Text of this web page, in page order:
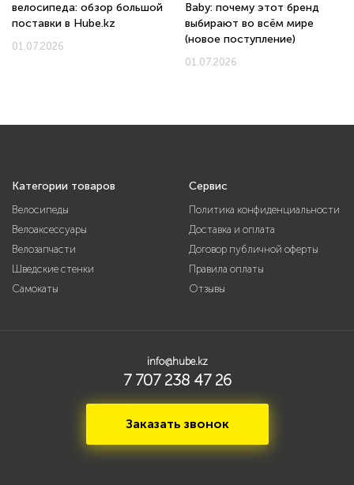
велосипеда: обзор большой
поставки в Hube.kz
01.07.2026
Baby: почему этот бренд
выбирают во всём мире
(новое поступление)
01.07.2026
Категории товаров
Велосипеды
Велоаксессуары
Велозапчасти
Шведские стенки
Самокаты
Сервис
Политика конфиденциальности
Доставка и оплата
Договор публичной оферты
Правила оплаты
Отзывы
info@hube.kz
7 707 238 47 26
Заказать звонок